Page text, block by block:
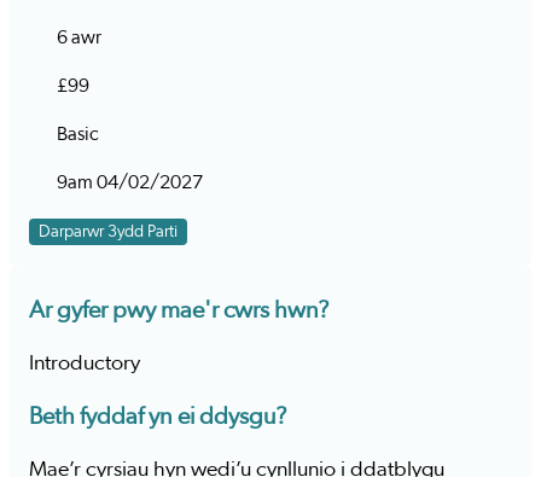
6 awr
£99
Basic
9am 04/02/2027
Darparwr 3ydd Parti
Ar gyfer pwy mae'r cwrs hwn?
Introductory
Beth fyddaf yn ei ddysgu?
Mae’r cyrsiau hyn wedi’u cynllunio i ddatblygu